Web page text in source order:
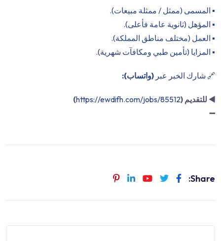
▪️ المسمى (ممثل / ممثلة مبيعات).
▪️ المؤهل (ثانوية عامة فأعلى).
▪️ العمل (مختلف مناطق المملكة).
▪️ المزايا (تأمين طبي ومكافآت شهرية).
🔗 شارك الخبر عبر (واتساب):
◀️ للتقديم (https://ewdifh.com/jobs/85512
)
➖
Share: